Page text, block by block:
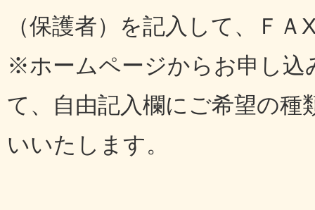
（保護者）を記入して、Ｆ
※ホームページからお申し込
て、自由記入欄にご希望の
いいたします。